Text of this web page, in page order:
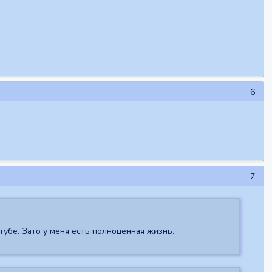
6
7
Зато у меня есть полноценная жизнь.